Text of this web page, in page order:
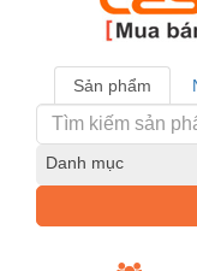
Sản phẩm
Danh mục